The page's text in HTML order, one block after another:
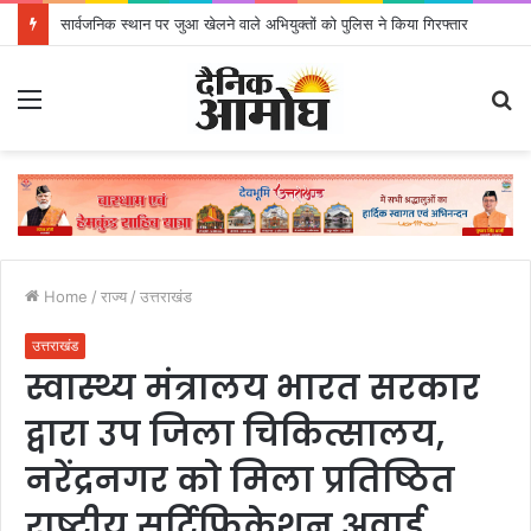
सार्वजनिक स्थान पर जुआ खेलने वाले अभियुक्तों को पुलिस ने किया गिरफ्तार
Home / राज्य / उत्तराखंड
उत्तराखंड
स्वास्थ्य मंत्रालय भारत सरकार
द्वारा उप जिला चिकित्सालय,
नरेंद्रनगर को मिला प्रतिष्ठित